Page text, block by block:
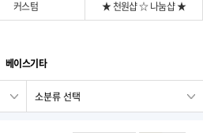
커스텀
★ 천원샵 ☆ 나눔샵 ★
베이스기타